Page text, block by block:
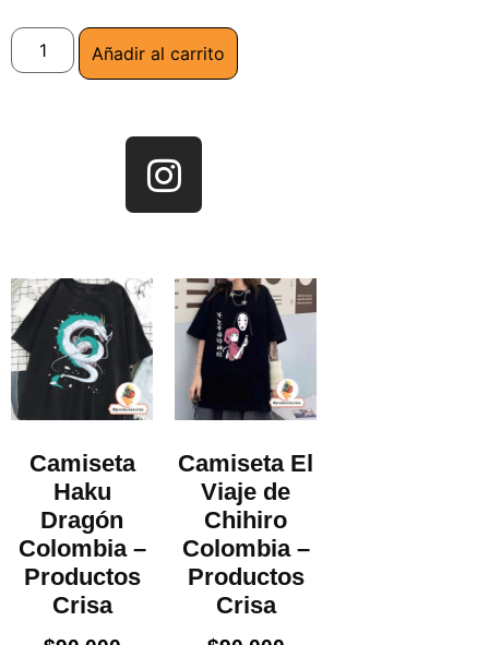
Añadir al carrito
Camiseta
Haku
Dragón
Colombia –
Productos
Crisa
Camiseta El
Viaje de
Chihiro
Colombia –
Productos
Crisa